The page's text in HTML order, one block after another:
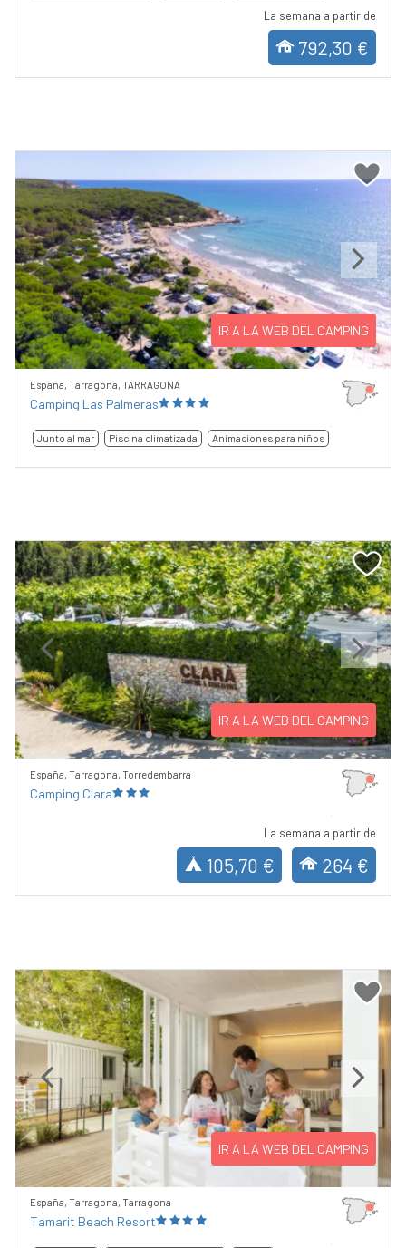
La semana a partir de
792,30 €
Previous Next
IR A LA WEB DEL CAMPING
España, Tarragona, TARRAGONA
Camping Las Palmeras
Junto al mar Piscina climatizada Animaciones para niños
Previous Next
IR A LA WEB DEL CAMPING
España, Tarragona, Torredembarra
Camping Clara
La semana a partir de
105,70 € 264 €
Previous
IR A LA WEB DEL CAMPING
España, Tarragona, Tarragona
Tamarit Beach Resort